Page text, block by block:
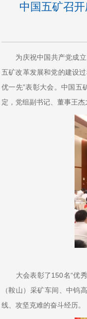
中国五矿召
为庆祝中国共产党成
五矿改革发展和党的建设
优一先”表彰大会。中国五
定，党组副书记、董事王
大会表彰了150名“优
（鞍山）采矿车间、中钨
线、攻坚克难的奋斗经历。